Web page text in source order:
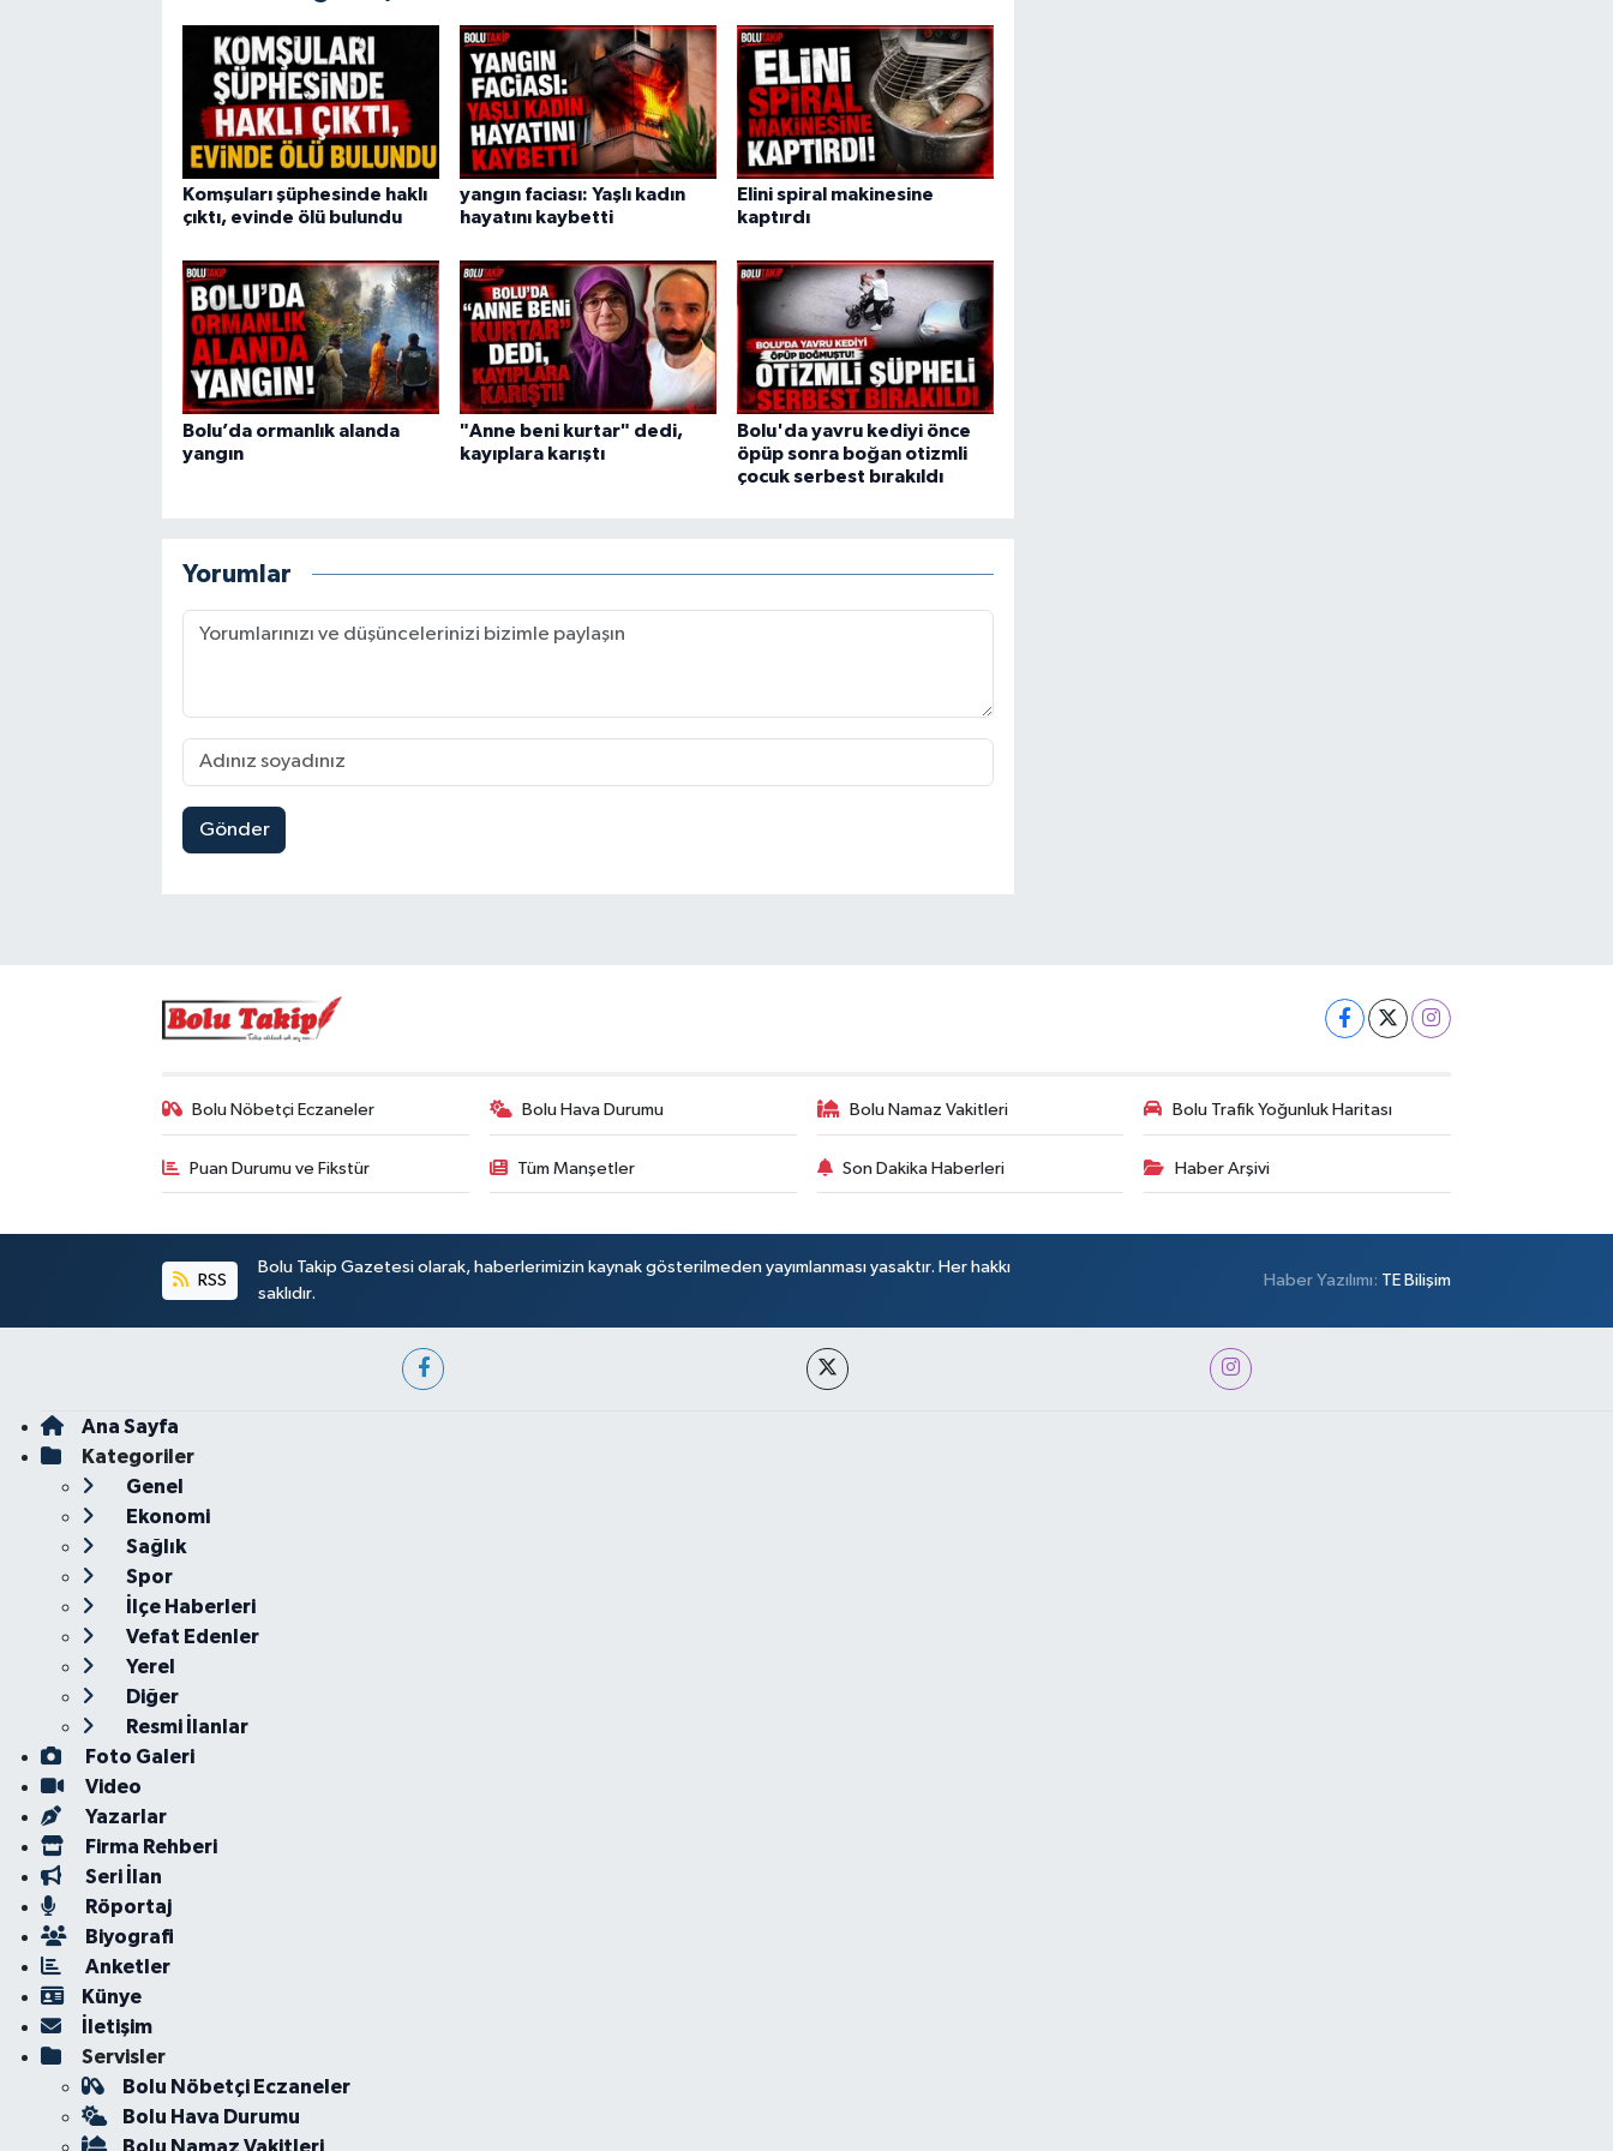
Komşuları şüphesinde haklı
çıktı, evinde ölü bulundu
yangın faciası: Yaşlı kadın
hayatını kaybetti
Elini spiral makinesine
kaptırdı
Bolu’da ormanlık alanda
yangın
"Anne beni kurtar" dedi,
kayıplara karıştı
Bolu'da yavru kediyi önce
öpüp sonra boğan otizmli
çocuk serbest bırakıldı
Yorumlar
Gönder
Bolu Nöbetçi Eczaneler Bolu Hava Durumu Bolu Namaz Vakitleri Bolu Trafik Yoğunluk Haritası
Puan Durumu ve Fikstür Tüm Manşetler Son Dakika Haberleri Haber Arşivi
RSS
Bolu Takip Gazetesi olarak, haberlerimizin kaynak gösterilmeden yayımlanması yasaktır. Her hakkı
saklıdır.
Haber Yazılımı: TE Bilişim
Ana Sayfa
Kategoriler
Genel
Ekonomi
Sağlık
Spor
İlçe Haberleri
Vefat Edenler
Yerel
Diğer
Resmi İlanlar
Foto Galeri
Video
Yazarlar
Firma Rehberi
Seri İlan
Röportaj
Biyografi
Anketler
Künye
İletişim
Servisler
Bolu Nöbetçi Eczaneler
Bolu Hava Durumu
Bolu Namaz Vakitleri